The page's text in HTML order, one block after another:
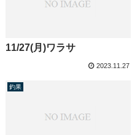
11/27(月)ワラサ
2023.11.27
釣果